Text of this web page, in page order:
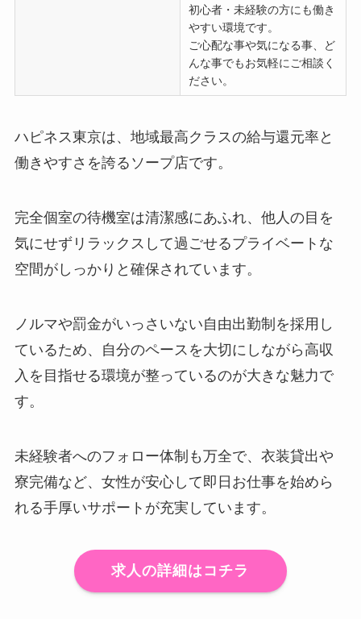
初心者・未経験の方にも働き
やすい環境です。
ご心配な事や気になる事、ど
んな事でもお気軽にご相談く
ださい。
ハピネス東京は、地域最高クラスの給与還元率と
働きやすさを誇るソープ店です。
完全個室の待機室は清潔感にあふれ、他人の目を
気にせずリラックスして過ごせるプライベートな
空間がしっかりと確保されています。
ノルマや罰金がいっさいない自由出勤制を採用し
ているため、自分のペースを大切にしながら高収
入を目指せる環境が整っているのが大きな魅力で
す。
未経験者へのフォロー体制も万全で、衣装貸出や
寮完備など、女性が安心して即日お仕事を始めら
れる手厚いサポートが充実しています。
求人の詳細はコチラ